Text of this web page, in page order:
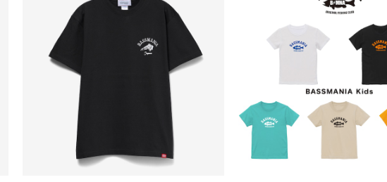
GRY]
ちょうど良い。秋 冬 春 中でも外でも、ちょっと良い。厚めの生地がしっかり